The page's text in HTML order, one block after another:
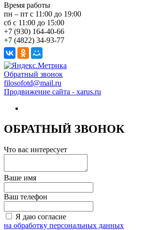
Время работы
пн – пт с 11:00 до 19:00
сб с 11:00 до 15:00
+7 (930) 164-40-66
+7 (4822) 34-93-77
Обратный звонок
filosofotd@mail.ru
Продвижение сайта - xarus.ru
ОБРАТНЫЙ ЗВОНОК
Что вас интересует
Ваше имя
Ваш телефон
Я даю согласие
на обработку персональных данных